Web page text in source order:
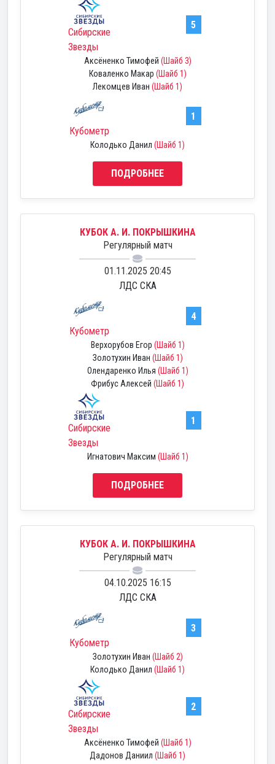
Сибирские
Звезды
5
Аксёненко Тимофей (Шайб 3)
Коваленко Макар (Шайб 1)
Лекомцев Иван (Шайб 1)
1
Кубометр
Колодько Данил (Шайб 1)
ПОДРОБНЕЕ
Кубометр
4
Верхорубов Егор (Шайб 1)
Золотухин Иван (Шайб 1)
Олендаренко Илья (Шайб 1)
Фрибус Алексей (Шайб 1)
КУБОК А. И. ПОКРЫШКИНА
Регулярный матч
01.11.2025 20:45
ЛДС СКА
1
Сибирские
Звезды
Игнатович Максим (Шайб 1)
ПОДРОБНЕЕ
Кубометр
3
Золотухин Иван (Шайб 2)
Колодько Данил (Шайб 1)
КУБОК А. И. ПОКРЫШКИНА
Регулярный матч
04.10.2025 16:15
ЛДС СКА
2
Сибирские
Звезды
Аксёненко Тимофей (Шайб 1)
Дадонов Даниил (Шайб 1)